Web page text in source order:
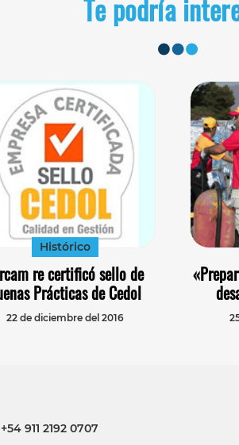
Te podría
Histórico
re certificó sello de
Prácticas de Cedol
22 de diciembre del 2016
911 2192 0707